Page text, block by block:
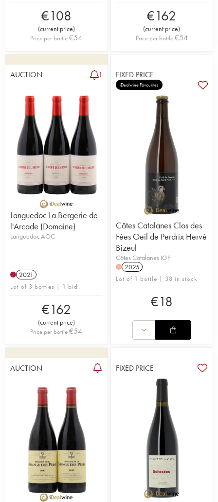
€108
(current price)
Price per bottle€54
€162
(current price)
Price per bottle€54
AUCTION 1
Languedoc La Bergerie de
l'Arcade (Domaine)
Languedoc AOC
2021
Lot of 3 bottles | 1 bid
€162
(current price)
Price per bottle€54
FIXED PRICE
iDealwine Favourites
Côtes Catalanes Clos des
Fées Oeil de Perdrix Hervé
Bizeul
Côtes Catalanes IGP
2025
Lot of 1 bottle | 38 in stock
€18
AUCTION FIXED PRICE